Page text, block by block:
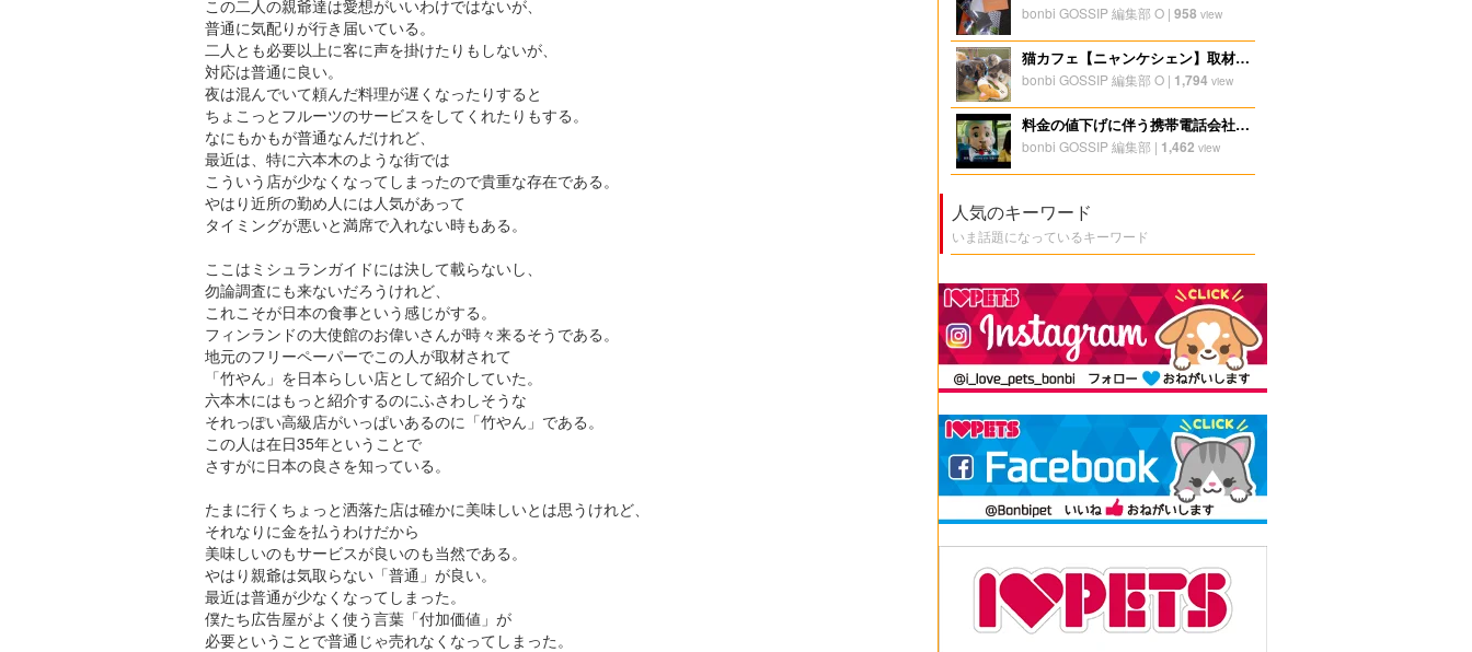
この二人の親爺達は愛想がいいわけではないが、
普通に気配りが行き届いている。
二人とも必要以上に客に声を掛けたりもしないが、
対応は普通に良い。
夜は混んでいて頼んだ料理が遅くなったりすると
ちょこっとフルーツのサービスをしてくれたりもする。
なにもかもが普通なんだけれど、
最近は、特に六本木のような街では
こういう店が少なくなってしまったので貴重な存在である。
やはり近所の勤め人には人気があって
タイミングが悪いと満席で入れない時もある。
ここはミシュランガイドには決して載らないし、
勿論調査にも来ないだろうけれど、
これこそが日本の食事という感じがする。
フィンランドの大使館のお偉いさんが時々来るそうである。
地元のフリーペーパーでこの人が取材されて
「竹やん」を日本らしい店として紹介していた。
六本木にはもっと紹介するのにふさわしそうな
それっぽい高級店がいっぱいあるのに「竹やん」である。
この人は在日35年ということで
さすがに日本の良さを知っている。
たまに行くちょっと洒落た店は確かに美味しいとは思うけれど、
それなりに金を払うわけだから
美味しいのもサービスが良いのも当然である。
やはり親爺は気取らない「普通」が良い。
最近は普通が少なくなってしまった。
僕たち広告屋がよく使う言葉「付加価値」が
必要ということで普通じゃ売れなくなってしまった。
bonbi GOSSIP 編集部 O| 958 view
猫カフェ【ニャンケシェン】取材レポート
bonbi GOSSIP 編集部 O| 1,794 view
料金の値下げに伴う携帯電話会社のプロモーションの変化
bonbi GOSSIP 編集部 | 1,462 view
人気のキーワード
いま話題になっているキーワード